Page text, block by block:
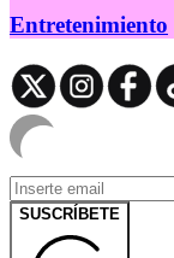
Entretenimiento
SUSCRÍBETE